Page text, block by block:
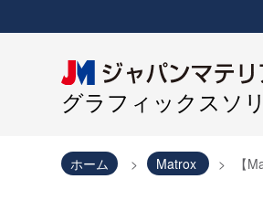
グラフィックスソ
ホーム Matrox 【